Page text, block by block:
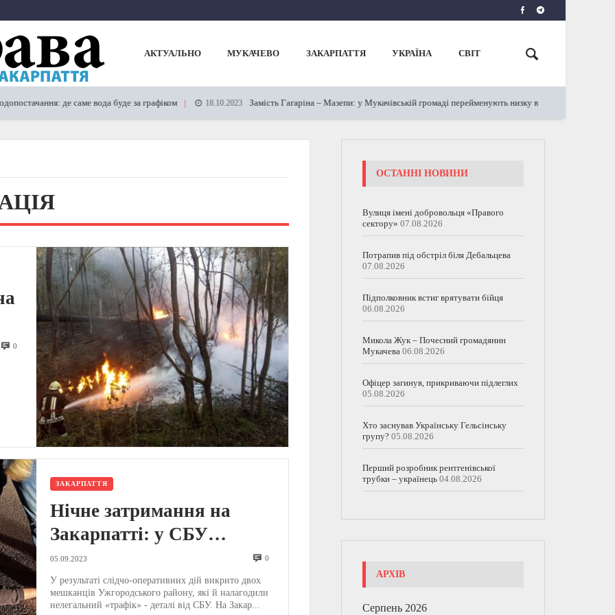
АКТУАЛЬНО МУКАЧЕВО ЗАКАРПАТТЯ УКРАЇНА СВІТ
де саме вода буде за графіком 18.10.2023 Замість Гагаріна – Мазепи: у Мукачівській громаді перейменують низку вулиць
0
ЗАКАРПАТТЯ
Нічне затримання на
Закарпатті: у СБУ
повідомили подробиці
ліквідації нелегального
«трафіку» (ФОТО)
05.09.2023 0
У результаті слідчо-оперативних дій викрито двох
мешканців Ужгородського району, які й налагодили
нелегальний «трафік» - деталі від СБУ. На Закар...
ОСТАННІ НОВИНИ
Вулиця імені добровольця «Правого
сектору» 07.08.2026
Потрапив під обстріл біля Дебальцева
07.08.2026
Підполковник встиг врятувати бійця
06.08.2026
Микола Жук – Почесний громадянин
Мукачева 06.08.2026
Офіцер загинув, прикриваючи підлеглих
05.08.2026
Хто заснував Українську Гельсінську
групу? 05.08.2026
Перший розробник рентгенівської
трубки – українець 04.08.2026
АРХІВ
Серпень 2026